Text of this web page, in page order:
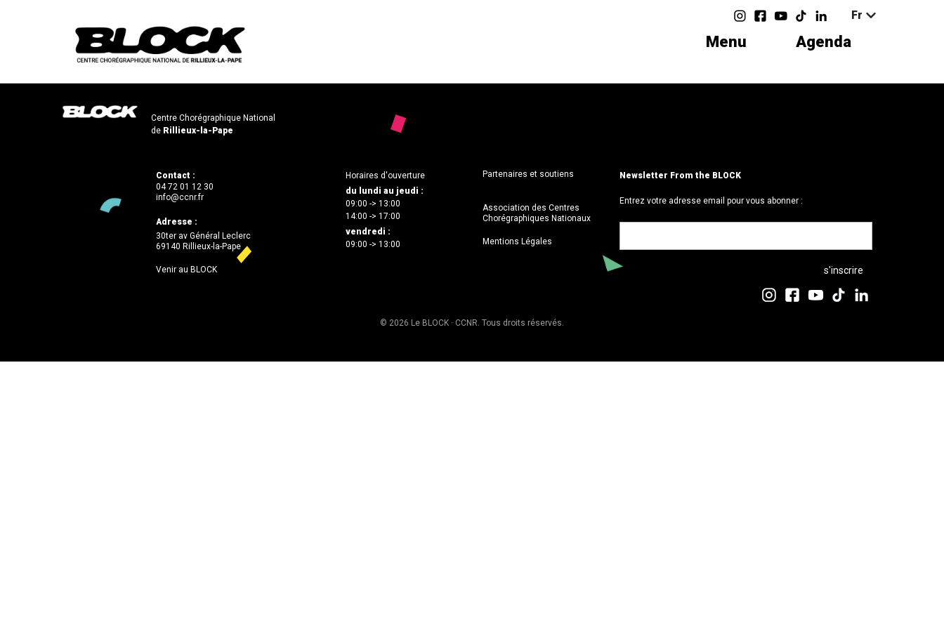
Fr
Menu Agenda
Centre Chorégraphique National
de Rillieux-la-Pape
Contact :
04 72 01 12 30
info@ccnr.fr
Adresse :
30ter av Général Leclerc
69140 Rillieux-la-Pape
Venir au BLOCK
Horaires d'ouverture
du lundi au jeudi :
09:00 -> 13:00
14:00 -> 17:00
vendredi :
09:00 -> 13:00
Partenaires et soutiens
Association des Centres
Chorégraphiques Nationaux
Mentions Légales
Newsletter From the BLOCK
Entrez votre adresse email pour vous abonner :
© 2026 Le BLOCK · CCNR. Tous droits réservés.